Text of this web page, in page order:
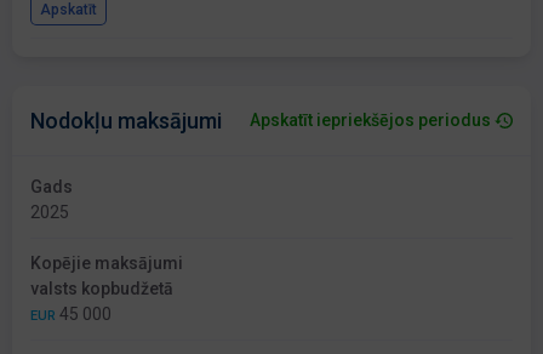
Apskatīt
Nodokļu maksājumi Apskatīt iepriekšējos periodus
Gads
2025
Kopējie maksājumi
valsts kopbudžetā
EUR 45 000